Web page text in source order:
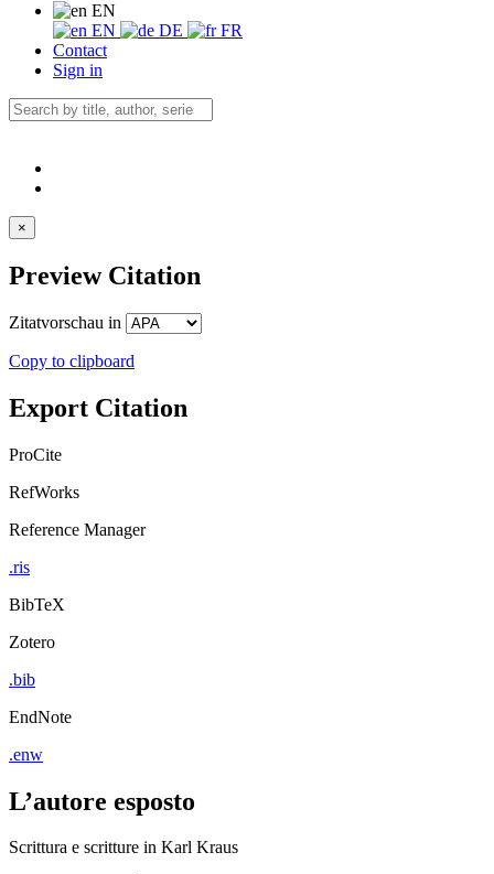
EN
EN
DE
FR
Contact
Sign in
×
Preview Citation
Zitatvorschau in
Copy to clipboard
Export Citation
ProCite
RefWorks
Reference Manager
.ris
BibTeX
Zotero
.bib
EndNote
.enw
L’autore esposto
Scrittura e scritture in Karl Kraus